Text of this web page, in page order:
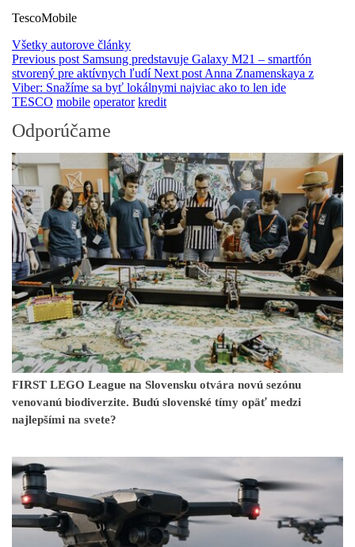
TescoMobile
Všetky autorove články
Previous post Samsung predstavuje Galaxy M21 – smartfón
stvorený pre aktívnych ľudí Next post Anna Znamenskaya z
Viber: Snažíme sa byť lokálnymi najviac ako to len ide
TESCO mobile operator kredit
Odporúčame
FIRST LEGO League na Slovensku otvára novú sezónu
venovanú biodiverzite. Budú slovenské tímy opäť medzi
najlepšími na svete?